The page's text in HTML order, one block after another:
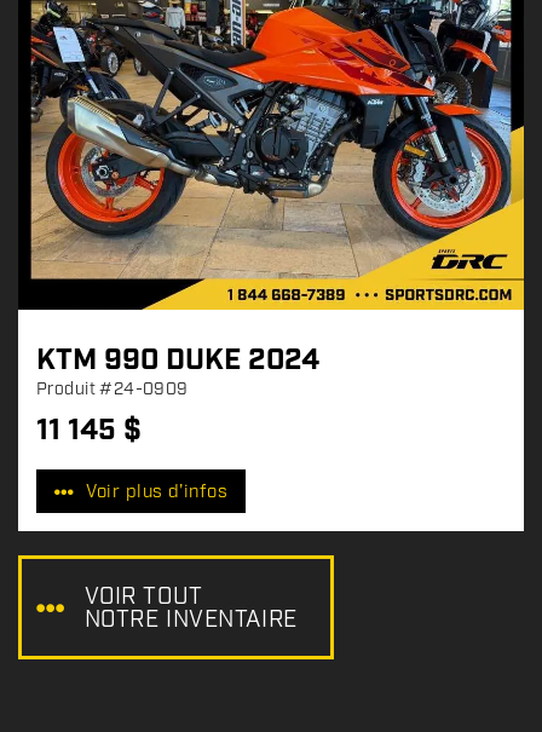
KTM 990 DUKE 2024
Produit#24-0909
P
r
11 145 $
Voir plus d'infos
VOIR TOUT
NOTRE INVENTAIRE